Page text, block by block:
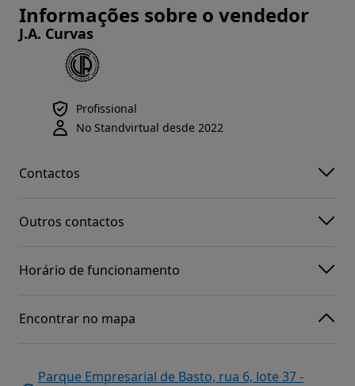
Informações sobre o vendedor
J.A. Curvas
Profissional
No Standvirtual desde 2022
Contactos
Outros contactos
Horário de funcionamento
Encontrar no mapa
Parque Empresarial de Basto, rua 6, lote 37 -